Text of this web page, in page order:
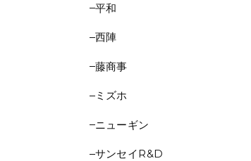
平和
西陣
藤商事
ミズホ
ニューギン
サンセイR&D